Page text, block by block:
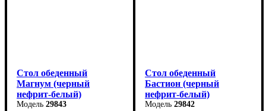
Стол обеденный
Магнум (черный
нефрит-белый)
29843
Стол обеденный
Бастион (черный
нефрит-белый)
29842